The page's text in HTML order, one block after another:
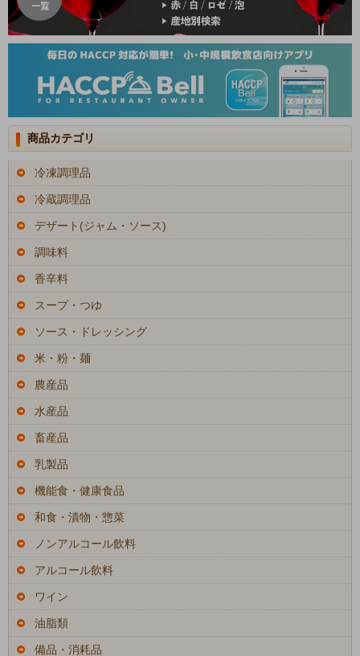
商品カテゴリ
冷凍調理品
冷蔵調理品
デザート(ジャム・ソース)
調味料
香辛料
スープ・つゆ
ソース・ドレッシング
米・粉・麺
農産品
水産品
畜産品
乳製品
機能食・健康食品
和食・漬物・惣菜
ノンアルコール飲料
アルコール飲料
ワイン
油脂類
備品・消耗品